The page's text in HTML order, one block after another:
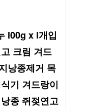
l00g x l개입
크림 겨드
낭종제거 목
기 겨드랑이
종 쥐젖연고